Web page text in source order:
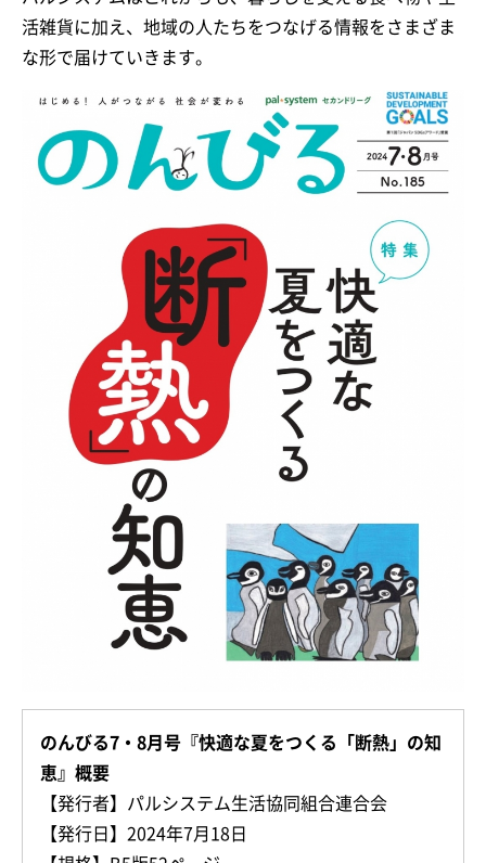
活雑貨に加え、地域の人たちをつなげる情報をさまざま
な形で届けていきます。
のんびる7・8月号『快適な夏をつくる「断熱」の知
恵』概要
【発行者】パルシステム生活協同組合連合会
【発行日】2024年7月18日